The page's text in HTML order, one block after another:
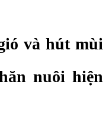
và hút mùi
nuôi hiện